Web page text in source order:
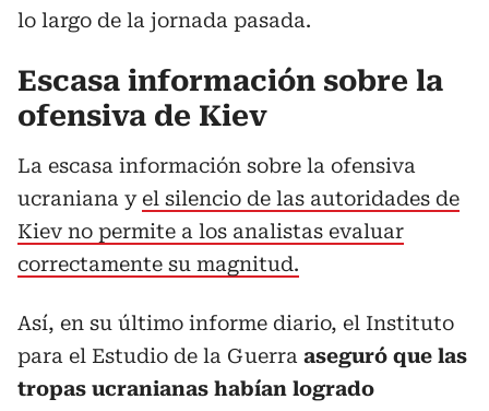
lo largo de la jornada pasada.
Escasa información sobre la
ofensiva de Kiev
La escasa información sobre la ofensiva
ucraniana yel silencio de las autoridades de
Kiev no permite a los analistas evaluar
correctamente su magnitud.
Así, en su último informe diario, el Instituto
para el Estudio de la Guerra aseguró que las
tropas ucranianas habían logrado